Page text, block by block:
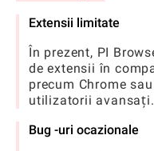
Extensii limitate
În prezent, PI
de extensii în
precum Chrome
utilizatorii avansați.
Bug -uri ocazionale